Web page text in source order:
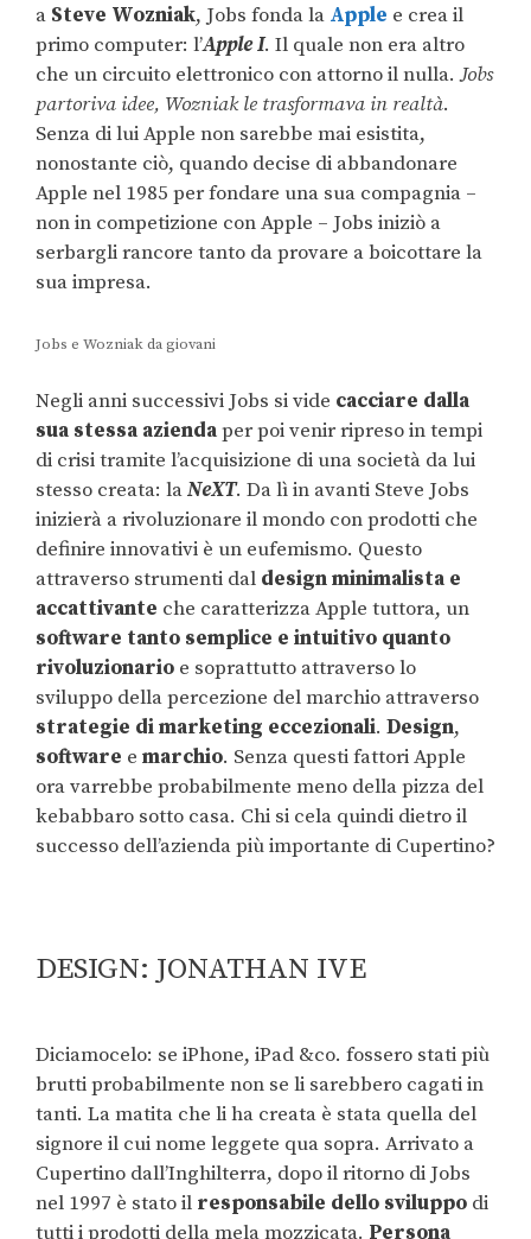
a Steve Wozniak, Jobs fonda la Apple e crea il
primo computer: l’Apple I. Il quale non era altro
che un circuito elettronico con attorno il nulla.Jobs
partoriva idee, Wozniak le trasformava in realtà.
Senza di lui Apple non sarebbe mai esistita,
nonostante ciò, quando decise di abbandonare
Apple nel 1985 per fondare una sua compagnia –
non in competizione con Apple – Jobs iniziò a
serbargli rancore tanto da provare a boicottare la
sua impresa.
Jobs e Wozniak da giovani
Negli anni successivi Jobs si vide cacciare dalla
sua stessa aziendaper poi venir ripreso in tempi
di crisi tramite l’acquisizione di una società da lui
stesso creata: laNeXT. Da lì in avanti Steve Jobs
inizierà a rivoluzionare il mondo con prodotti che
definire innovativi è un eufemismo. Questo
attraverso strumenti dal design minimalista e
accattivante che caratterizza Apple tuttora, un
software tanto semplice e intuitivo quanto
rivoluzionario e soprattutto attraverso lo
sviluppo della percezione del marchio attraverso
strategie di marketing eccezionali. Design,
software e marchio. Senza questi fattori Apple
ora varrebbe probabilmente meno della pizza del
kebabbaro sotto casa. Chi si cela quindi dietro il
successo dell’azienda più importante di Cupertino?
DESIGN: JONATHAN IVE
Diciamocelo: se iPhone, iPad &co. fossero stati più
brutti probabilmente non se li sarebbero cagati in
tanti. La matita che li ha creata è stata quella del
signore il cui nome leggete qua sopra. Arrivato a
Cupertino dall’Inghilterra, dopo il ritorno di Jobs
nel 1997 è stato il responsabile dello sviluppo di
tutti i prodotti della mela mozzicata. Persona